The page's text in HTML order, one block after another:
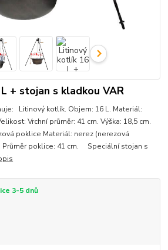
+ stojan s kladkou VAR
Litinový kotlík. Objem: 16 L. Materiál:
Vrchní průměr: 41 cm. Výška: 18,5 cm.
poklice Materiál: nerez (nerezová
Průměr poklice: 41 cm. Speciální stojan s
3-5 dnů